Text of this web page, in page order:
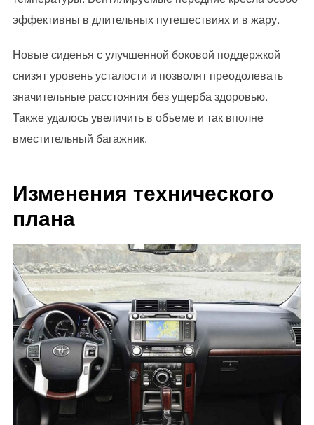
эффективны в длительных путешествиях и в жару.
Новые сиденья с улучшенной боковой поддержкой
снизят уровень усталости и позволят преодолевать
значительные расстояния без ущерба здоровью.
Также удалось увеличить в объеме и так вполне
вместительный багажник.
Изменения технического
плана